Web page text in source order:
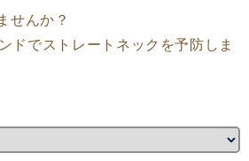
せんか？
ドでストレートネックを予防しま